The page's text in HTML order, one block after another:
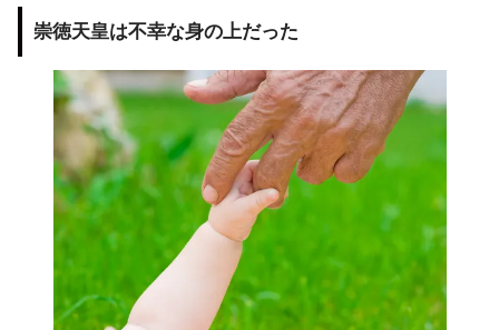
崇徳天皇は不幸な身の上だった